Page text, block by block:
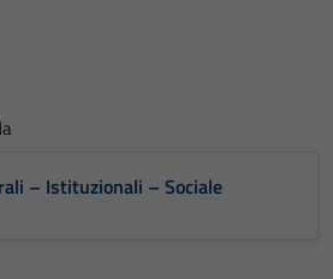
– Istituzionali – Sociale